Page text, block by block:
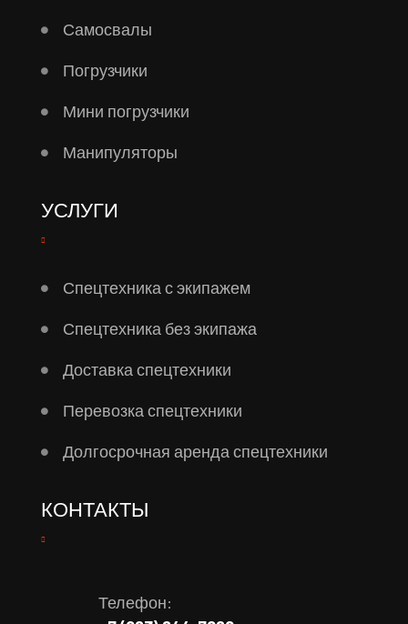
Самосвалы
Погрузчики
Мини погрузчики
Манипуляторы
УСЛУГИ
Спецтехника с экипажем
Спецтехника без экипажа
Доставка спецтехники
Перевозка спецтехники
Долгосрочная аренда спецтехники
КОНТАКТЫ
Телефон: